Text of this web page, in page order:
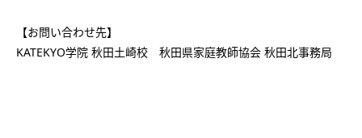
【お問い合わせ先】
KATEKYO学院 秋田土崎校 秋田県家庭教師協会 秋田北事務局